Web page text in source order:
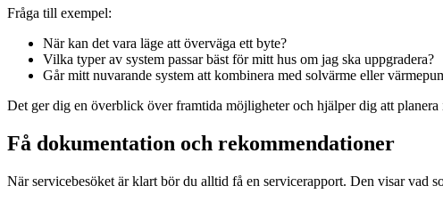
Fråga till exempel:
När kan det vara läge att överväga ett byte?
Vilka typer av system passar bäst för mitt hus om jag ska uppgradera?
Går mitt nuvarande system att kombinera med solvärme eller
Det ger dig en överblick över framtida möjligheter och hjälper dig att planera
Få dokumentation och rekommendationer
När servicebesöket är klart bör du alltid få en servicerapport. Den visar vad